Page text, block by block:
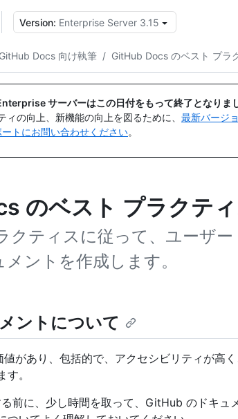
Version: Enterprise Server 3.15
GitHub Docs 向け執筆 / GitHub Docs のベスト プラ
サーバーはこの日付をもって終了となりま
ィの向上、新機能の向上を図るために、 最新バージ
トにお問い合わせください。
のベスト プラクテ
クティスに従って、ユーザ
ントを作成します。
ントについて
があり、包括的で、アクセシビリティが高
。
前に、少し時間を取って、GitHub のドキュ